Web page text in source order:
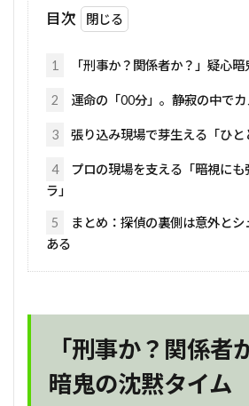
目次
1 「刑事か？関係者か？」疑心
2 運命の「00分」。静寂の中で
3 張り込み現場で芽生える「ひと
4
プロの現場を支える「暗視にも
ラ」
5
まとめ：探偵の裏側は意外と
ある
「刑事か？関係者
暗鬼の沈黙タイム